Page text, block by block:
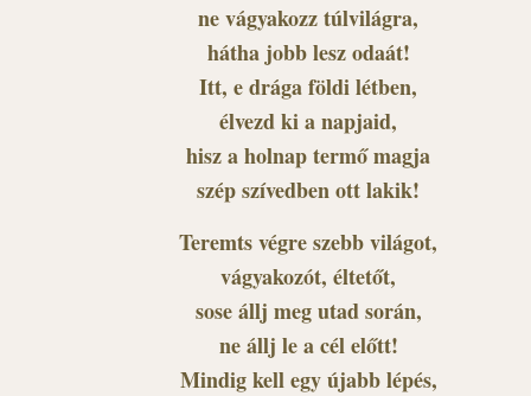
ne vágyakozz túlvilágra,
hátha jobb lesz odaát!
Itt, e drága földi létben,
élvezd ki a napjaid,
hisz a holnap termő magja
szép szívedben ott lakik!
Teremts végre szebb világot,
vágyakozót, éltetőt,
sose állj meg utad során,
ne állj le a cél előtt!
Mindig kell egy újabb lépés,